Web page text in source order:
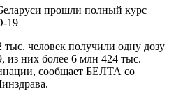
человек получили одну дозу
них более 6 млн 424 тыс.
сообщает БЕЛТА со